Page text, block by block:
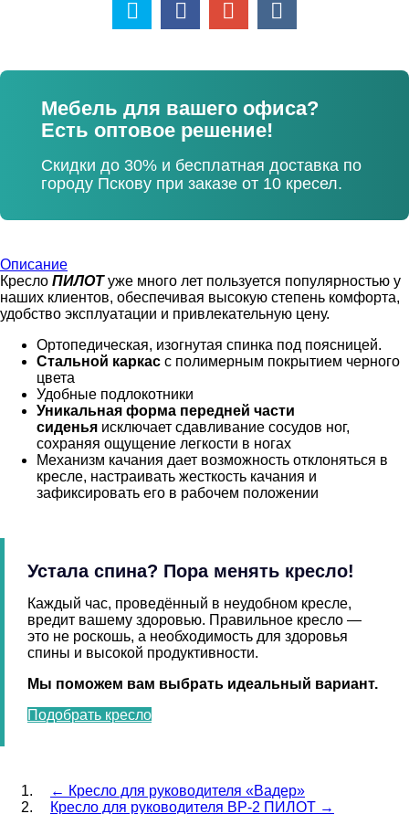
Мебель для вашего офиса?
Есть оптовое решение!
Скидки до 30% и бесплатная доставка по
городу Пскову при заказе от 10 кресел.
Описание
Кресло ПИЛОТуже много лет пользуется популярностью у
наших клиентов, обеспечивая высокую степень комфорта,
удобство эксплуатации и привлекательную цену.
Ортопедическая, изогнутая спинка под поясницей.
Стальной каркас с полимерным покрытием черного
цвета
Удобные подлокотники
Уникальная форма передней части
сиденья исключает сдавливание сосудов ног,
сохраняя ощущение легкости в ногах
Механизм качания дает возможность отклоняться в
кресле, настраивать жесткость качания и
зафиксировать его в рабочем положении
Устала спина? Пора менять кресло!
Каждый час, проведённый в неудобном кресле,
вредит вашему здоровью. Правильное кресло —
это не роскошь, а необходимость для здоровья
спины и высокой продуктивности.
Мы поможем вам выбрать идеальный вариант.
Подобрать кресло
← Кресло для руководителя «Вадер»
Кресло для руководителя ВР-2 ПИЛОТ →